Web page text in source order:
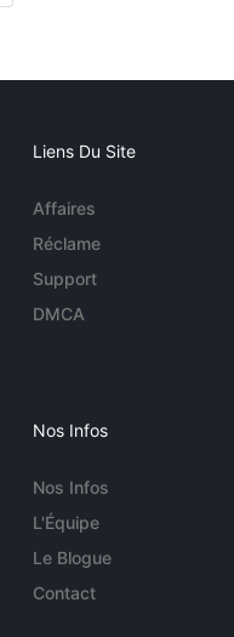
Liens Du Site
Affaires
Réclame
Support
DMCA
Nos Infos
Nos Infos
L'Équipe
Le Blogue
Contact